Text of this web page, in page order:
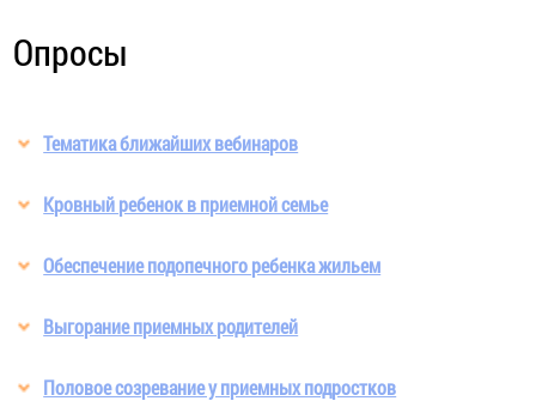
Опросы
Тематика ближайших вебинаров
Кровный ребенок в приемной семье
Обеспечение подопечного ребенка жильем
Выгорание приемных родителей
Половое созревание у приемных подростков